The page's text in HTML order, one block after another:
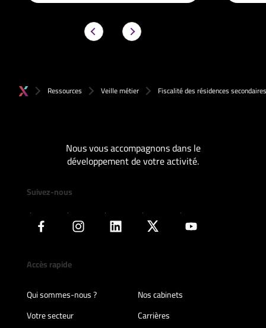
Ressources Veille métier Fiscalité des résidences secondaires
Nous vous accompagnons dans le
développement de votre activité.
Suivez-nous
Accès rapide
Qui sommes-nous ?
Nos cabinets
Votre secteur
Carrières